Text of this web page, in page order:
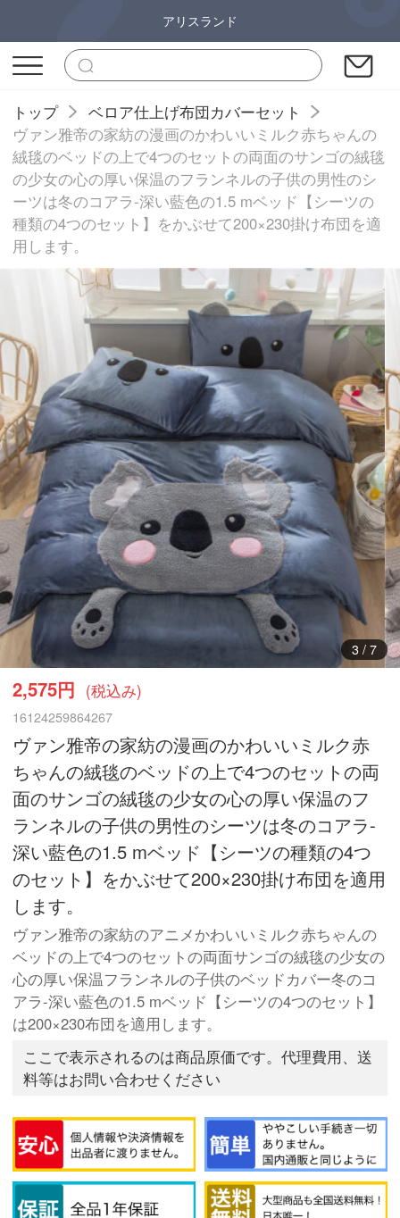
アリスランド
トップ
ベロア仕上げ布団カバーセット
ヴァン雅帝の家紡の漫画のかわいいミルク赤ちゃんの
絨毯のベッドの上で4つのセットの両面のサンゴの絨毯
の少女の心の厚い保温のフランネルの子供の男性のシ
ーツは冬のコアラ-深い藍色の1.5 mベッド【シーツの
種類の4つのセット】をかぶせて200×230掛け布団を適
用します。
3/ 7
2,575円 (税込み)
16124259864267
ヴァン雅帝の家紡の漫画のかわいいミルク赤
ちゃんの絨毯のベッドの上で4つのセットの両
面のサンゴの絨毯の少女の心の厚い保温のフ
ランネルの子供の男性のシーツは冬のコアラ-
深い藍色の1.5 mベッド【シーツの種類の4つ
のセット】をかぶせて200×230掛け布団を適用
します。
ヴァン雅帝の家紡のアニメかわいいミルク赤ちゃんの
ベッドの上で4つのセットの両面サンゴの絨毯の少女の
心の厚い保温フランネルの子供のベッドカバー冬のコ
アラ-深い藍色の1.5 mベッド【シーツの4つのセット】
は200×230布団を適用します。
ここで表示されるのは商品原価です。代理費用、送
料等はお問い合わせください